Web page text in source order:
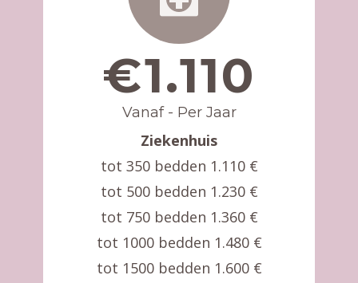
€1.110
Vanaf - Per Jaar
Ziekenhuis
tot 350 bedden 1.110 €
tot 500 bedden 1.230 €
tot 750 bedden 1.360 €
tot 1000 bedden 1.480 €
tot 1500 bedden 1.600 €